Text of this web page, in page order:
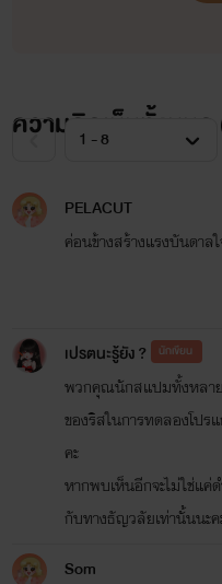
ความคิดเห็นทั้งหมด
PELACUT
ค่อนข้างสร้างแรงบันดาล
เปรตนะรู้ยัง ? นักเขียน
พวกคุณนักสแปมทั้งหลา
ของริสในการทดลองโปร
คะ
หากพบเห็นอีกจะไม่ใช่แค่
กับทางธัญวลัยเท่านั้นนะค
Som